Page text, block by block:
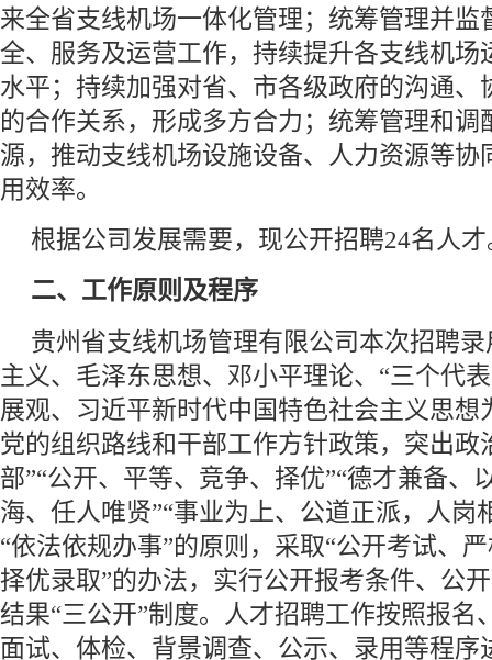
来全省支线机场一体化管理；统筹管理并监
全、服务及运营工作，持续提升各支线机场
水平；持续加强对省、市各级政府的沟通、
的合作关系，形成多方合力；统筹管理和调
源，推动支线机场设施设备、人力资源等协
用效率。
根据公司发展需要，现公开招聘24名人
二、工作原则及程序
贵州省支线机场管理有限公司本次招聘
主义、毛泽东思想、邓小平理论、“三个代
展观、习近平新时代中国特色社会主义思想
党的组织路线和干部工作方针政策，突出政
部”“公开、平等、竞争、择优”“德才兼备、
海、任人唯贤”“事业为上、公道正派，人岗
“依法依规办事”的原则，采取“公开考试、
择优录取”的办法，实行公开报考条件、公
结果“三公开”制度。人才招聘工作按照报名
面试、体检、背景调查、公示、录用等程序